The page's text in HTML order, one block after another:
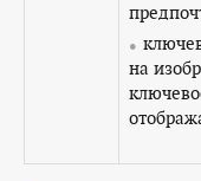
на